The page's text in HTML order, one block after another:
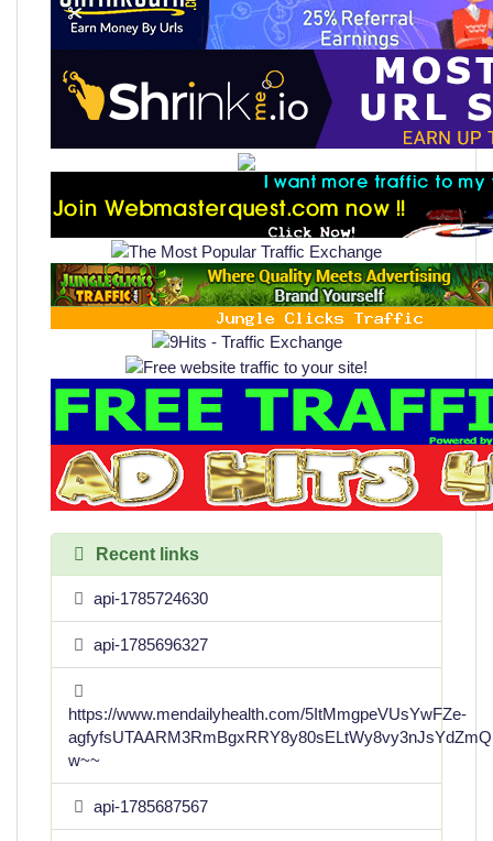
Recent links
api-1785724630
api-1785696327
https://www.mendailyhealth.com/5ItMmgpeVUsYwFZe-
w~~
api-1785687567